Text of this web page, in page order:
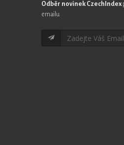
Odběr novinek CzechIndex
emailu